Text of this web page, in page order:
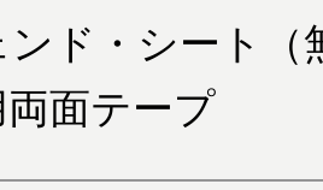
ンド・シート（
両面テープ